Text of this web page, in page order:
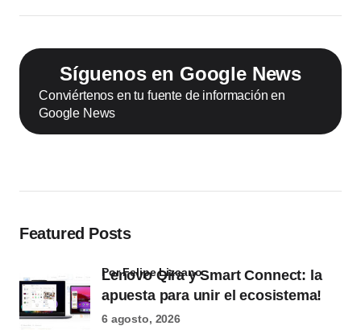
Síguenos en Google News
Conviértenos en tu fuente de información en
Google News
Featured Posts
Lenovo Qira y Smart Connect: la
apuesta para unir el ecosistema!
por Felipe Lizcano
6 agosto, 2026